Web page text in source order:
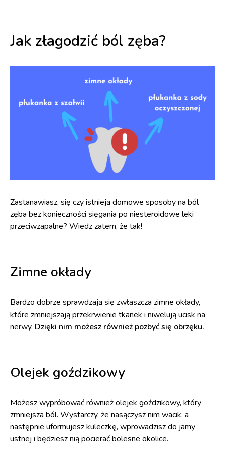
Jak złagodzić ból zęba?
Zastanawiasz, się czy istnieją domowe sposoby na ból
zęba bez konieczności sięgania po niesteroidowe leki
przeciwzapalne? Wiedz zatem, że tak!
Zimne okłady
Bardzo dobrze sprawdzają się zwłaszcza zimne okłady,
które zmniejszają przekrwienie tkanek i niwelują ucisk na
nerwy. Dzięki nim możesz również pozbyć się obrzęku.
Olejek goździkowy
Możesz wypróbować również olejek goździkowy, który
zmniejsza ból. Wystarczy, że nasączysz nim wacik, a
następnie uformujesz kuleczkę, wprowadzisz do jamy
ustnej i będziesz nią pocierać bolesne okolice.